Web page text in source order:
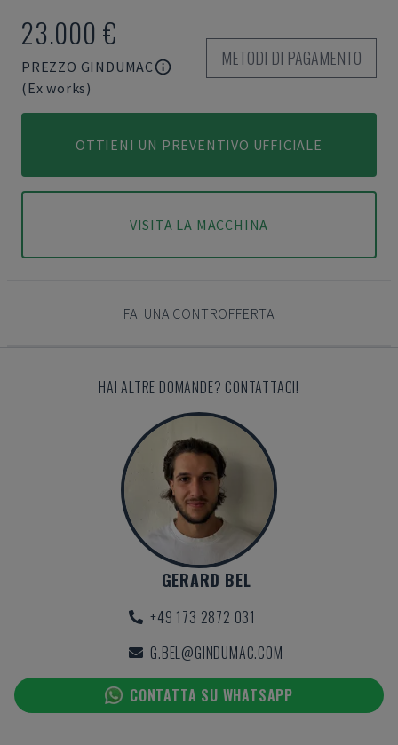
23.000 €
PREZZO GINDUMAC
(Ex works)
METODI DI PAGAMENTO
OTTIENI UN PREVENTIVO UFFICIALE
VISITA LA MACCHINA
FAI UNA CONTROFFERTA
HAI ALTRE DOMANDE? CONTATTACI!
GERARD BEL
+49 173 2872 031
G.BEL@GINDUMAC.COM
CONTATTA SU WHATSAPP